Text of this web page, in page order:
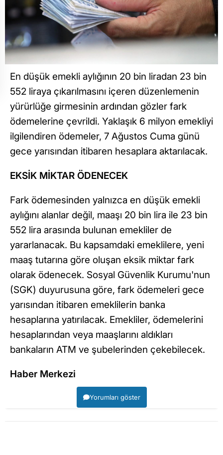
En düşük emekli aylığının 20 bin liradan 23 bin
552 liraya çıkarılmasını içeren düzenlemenin
yürürlüğe girmesinin ardından gözler fark
ödemelerine çevrildi. Yaklaşık 6 milyon emekliyi
ilgilendiren ödemeler, 7 Ağustos Cuma günü
gece yarısından itibaren hesaplara aktarılacak.
EKSİK MİKTAR ÖDENECEK
Fark ödemesinden yalnızca en düşük emekli
aylığını alanlar değil, maaşı 20 bin lira ile 23 bin
552 lira arasında bulunan emekliler de
yararlanacak. Bu kapsamdaki emeklilere, yeni
maaş tutarına göre oluşan eksik miktar fark
olarak ödenecek. Sosyal Güvenlik Kurumu'nun
(SGK) duyurusuna göre, fark ödemeleri gece
yarısından itibaren emeklilerin banka
hesaplarına yatırılacak. Emekliler, ödemelerini
hesaplarından veya maaşlarını aldıkları
bankaların ATM ve şubelerinden çekebilecek.
Haber Merkezi
Yorumları göster